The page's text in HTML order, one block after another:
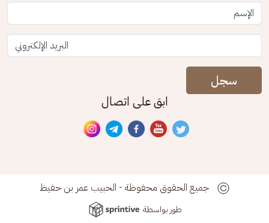
سجل
ابق على اتصال
جميع الحقوق محفوظة - الحبيب عمر بن حفيظ
طور بواسطة